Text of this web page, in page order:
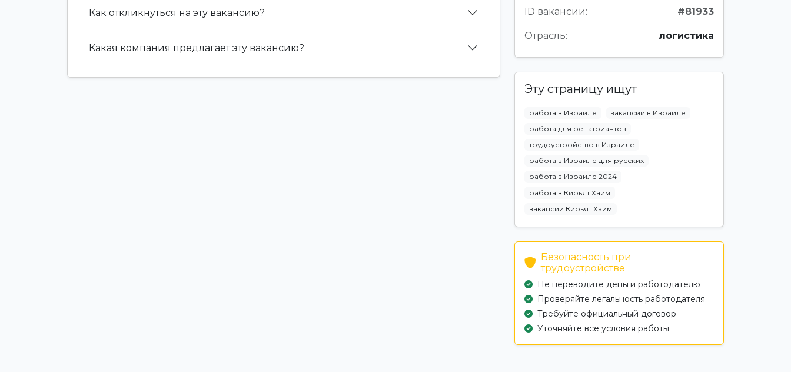
Как откликнуться на эту вакансию?
Какая компания предлагает эту вакансию?
ID вакансии: #81933
Отрасль: логистика
Эту страницу ищут
работа в Израиле
вакансии в Израиле
работа для репатриантов
трудоустройство в Израиле
работа в Израиле для русских
работа в Израиле 2024
работа в Кирьят Хаим
вакансии Кирьят Хаим
Безопасность при
трудоустройстве
Не переводите деньги работодателю
Проверяйте легальность работодателя
Требуйте официальный договор
Уточняйте все условия работы